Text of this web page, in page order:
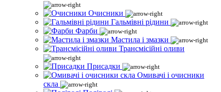
Очисники
Гальмівні рідини
Фарби
Мастила і змазки
Трансмісійні оливи
Присадки
Омивачі і очисники
скла